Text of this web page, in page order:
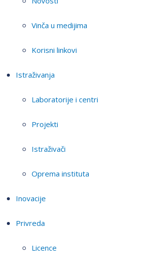
Vinča u medijima
Korisni linkovi
Istraživanja
Laboratorije i centri
Projekti
Istraživači
Oprema instituta
Inovacije
Privreda
Licence